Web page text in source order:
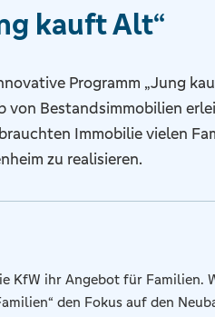
kauft Alt“
Programm „Jung
Bestandsimmobilien
Immobilie vielen
zu realisieren.
KfW ihr Angebot für Familien.
den Fokus auf den